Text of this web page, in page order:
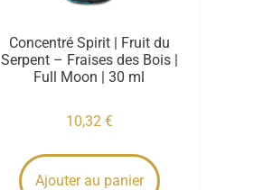
Concentré Spirit | Fruit du
Serpent – Fraises des Bois |
Full Moon | 30 ml
10,32 €
Ajouter au panier